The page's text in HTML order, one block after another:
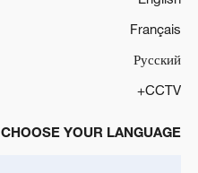
Français
Русский
CCTV+
CHOOSE YOUR LANGUAGE